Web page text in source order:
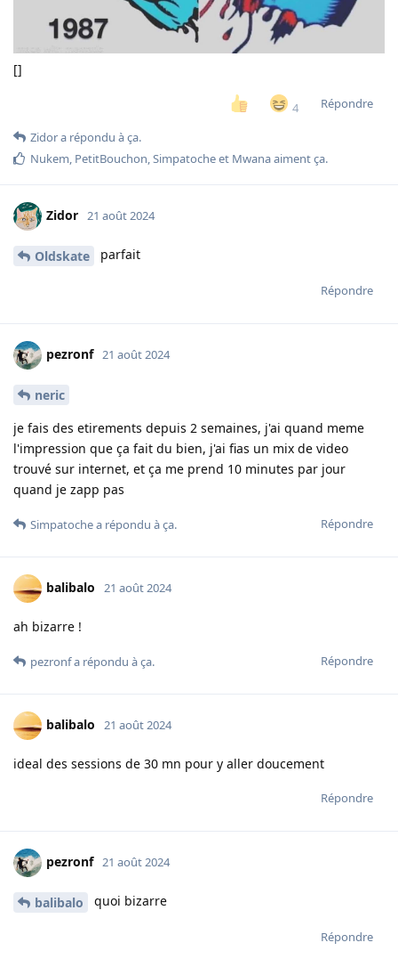
[]
4 Répondre
Zidora répondu à ça.
Nukem, PetitBouchon,Simpatocheet Mwanaaiment ça.
Zidor 21 août 2024
Oldskate parfait
Répondre
pezronf 21 août 2024
neric
je fais des etirements depuis 2 semaines, j'ai quand meme
l'impression que ça fait du bien, j'ai fias un mix de video
trouvé sur internet, et ça me prend 10 minutes par jour
quand je zapp pas
Répondre
Simpatochea répondu à ça.
balibalo 21 août 2024
ah bizarre !
Répondre
pezronfa répondu à ça.
balibalo 21 août 2024
ideal des sessions de 30 mn pour y aller doucement
Répondre
pezronf 21 août 2024
balibalo quoi bizarre
Répondre